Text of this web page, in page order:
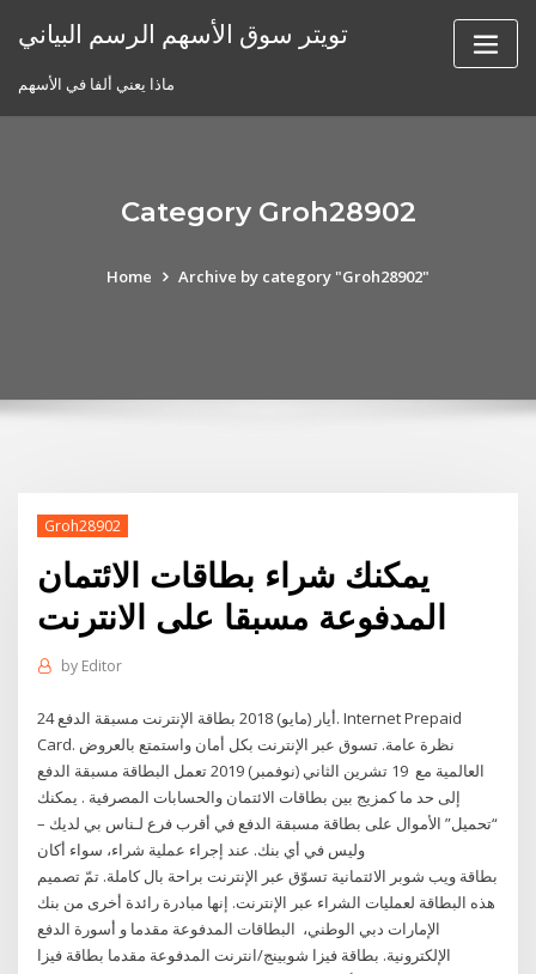
تويتر سوق الأسهم الرسم البياني
ماذا يعني ألفا في الأسهم
Category Groh28902
Home Archive by category "Groh28902"
Groh28902
يمكنك شراء بطاقات الائتمان
المدفوعة مسبقا على الانترنت
by Editor
24 أيار (مايو) 2018 بطاقة الإنترنت مسبقة الدفع. Internet Prepaid
Card. نظرة عامة. تسوق عبر الإنترنت بكل أمان واستمتع بالعروض
العالمية مع 19 تشرين الثاني (نوفمبر) 2019 تعمل البطاقة مسبقة الدفع
إلى حد ما كمزيج بين بطاقات الائتمان والحسابات المصرفية . يمكنك
“تحميل” الأموال على بطاقة مسبقة الدفع في أقرب فرع لـناس بي لديك –
وليس في أي بنك. عند إجراء عملية شراء، سواء أكان
بطاقة ويب شوبر الائتمانية تسوّق عبر الإنترنت براحة بال كاملة. تمّ تصميم
هذه البطاقة لعمليات الشراء عبر الإنترنت. إنها مبادرة رائدة أخرى من بنك
الإمارات دبي الوطني، البطاقات المدفوعة مقدما و أسورة الدفع
الإلكترونية. بطاقة فيزا شوبينج/انترنت المدفوعة مقدما بطاقة فيزا